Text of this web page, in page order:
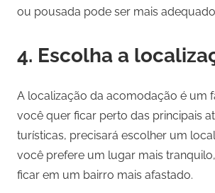
ou pousada pode ser mais
4. Escolha a
A localização da acomodação é um
você quer ficar perto das principais
turísticas, precisará escolher um
você prefere um lugar mais
ficar em um bairro mais afastado.